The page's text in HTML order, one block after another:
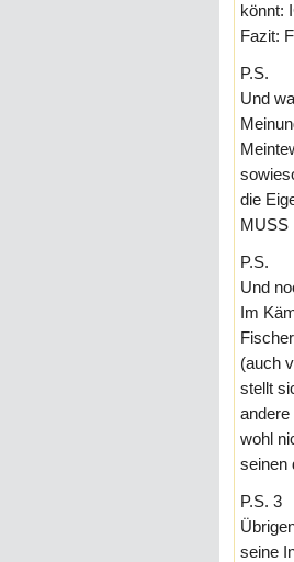
könnt:
Fazit:
P.S.
Und
die
MUSS
P.S.
Und
Im
(auch
stellt
wohl
seinen
P.S. 3
seine